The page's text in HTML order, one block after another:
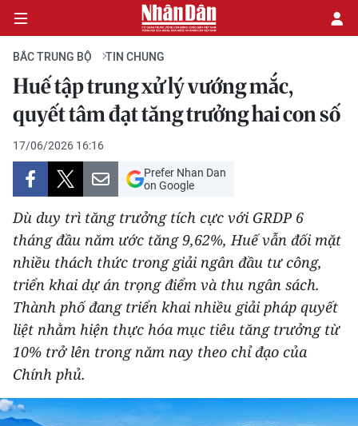
CHÍNH TRỊ
KINH TẾ
VĂN HÓA
XÃ HỘI
PHÁP LUẬT
DU LỊCH
THẾ GIỚI
THỂ THAO
GIÁO DỤC
BẮC TRUNG BỘ TIN CHUNG
Huế tập trung xử lý vướng mắc,
quyết tâm đạt tăng trưởng hai con số
17/06/2026 16:16
Prefer Nhan Dan
on Google
Dù duy trì tăng trưởng tích cực với GRDP 6
tháng đầu năm ước tăng 9,62%, Huế vẫn đối mặt
nhiều thách thức trong giải ngân đầu tư công,
triển khai dự án trọng điểm và thu ngân sách.
Thành phố đang triển khai nhiều giải pháp quyết
liệt nhằm hiện thực hóa mục tiêu tăng trưởng từ
10% trở lên trong năm nay theo chỉ đạo của
Chính phủ.